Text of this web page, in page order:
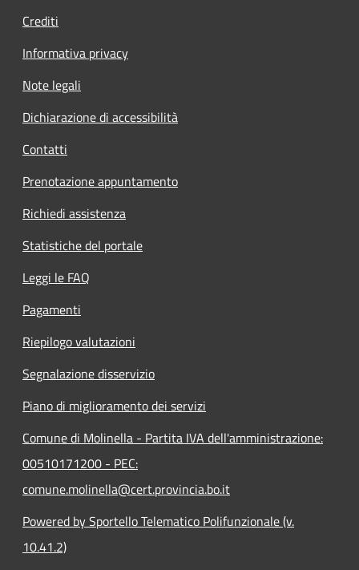
Crediti
Informativa privacy
Note legali
Dichiarazione di accessibilità
Contatti
Prenotazione appuntamento
Richiedi assistenza
Statistiche del portale
Leggi le FAQ
Pagamenti
Riepilogo valutazioni
Segnalazione disservizio
Piano di miglioramento dei servizi
Comune di Molinella - Partita IVA dell'amministrazione:
00510171200 - PEC:
comune.molinella@cert.provincia.bo.it
Powered by Sportello Telematico Polifunzionale (v.
10.41.2)